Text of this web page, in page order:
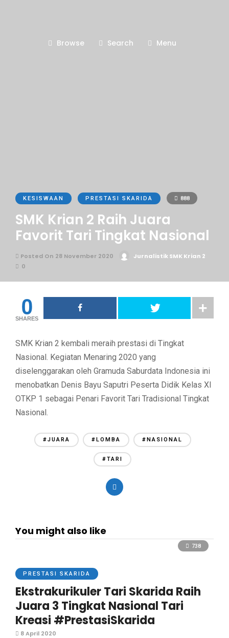
Browse Search Menu
KESISWAAN PRESTASI SKARIDA 888
SMK Krian 2 Raih Juara
Favorit Tari Tingkat Nasional
Posted On 28 November 2020
Jurnalistik SMK Krian 2
0
0
SHARES
SMK Krian 2 kembali meraih prestasi di Tingkat
Nasional. Kegiatan Menaring 2020 yang
diselenggarakan oleh Gramuda Saburdata Indonesia ini
menobatkan Denis Bayu Saputri Peserta Didik Kelas XI
OTKP 1 sebagai Penari Favorit Tari Tradisional Tingkat
Nasional.
#JUARA #LOMBA #NASIONAL
#TARI
You might also like
738
PRESTASI SKARIDA
Ekstrakurikuler Tari Skarida Raih
Juara 3 Tingkat Nasional Tari
Kreasi #PrestasiSkarida
8 April 2020